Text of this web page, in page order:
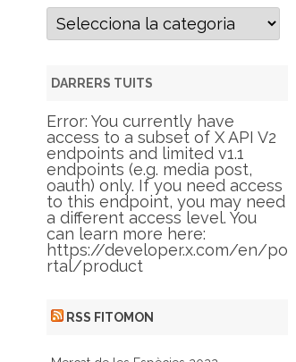
C
g
r
i
e
s
DARRERS TUITS
Error: You currently have
access to a subset of X API V2
endpoints and limited v1.1
endpoints (e.g. media post,
oauth) only. If you need access
to this endpoint, you may need
a different access level. You
can learn more here:
https://developer.x.com/en/po
rtal/product
RSS FITOMON